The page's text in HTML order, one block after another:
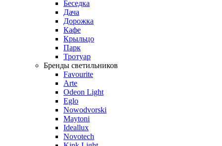
Беседка
Дача
Дорожка
Кафе
Крыльцо
Парк
Тротуар
Бренды светильников
Favourite
Arte
Odeon Light
Eglo
Nowodvorski
Maytoni
Ideallux
Novotech